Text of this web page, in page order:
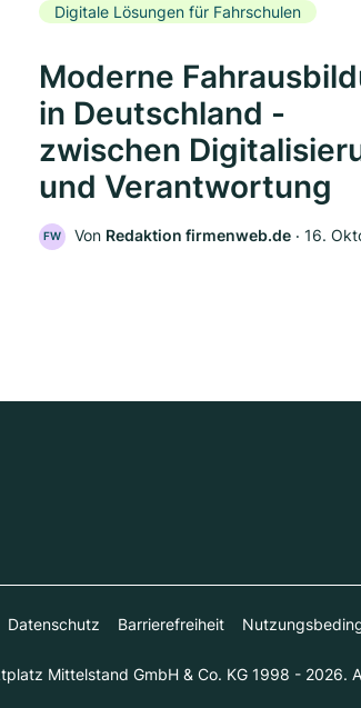
Digitale Lösungen für Fahrschulen
Moderne
in Deutschland -
zwischen
und Verantwortung
FW Von Redaktion firmenweb.de ‧ 16.
Datenschutz Barrierefreiheit
Mittelstand GmbH & Co. KG 1998 - 2026.